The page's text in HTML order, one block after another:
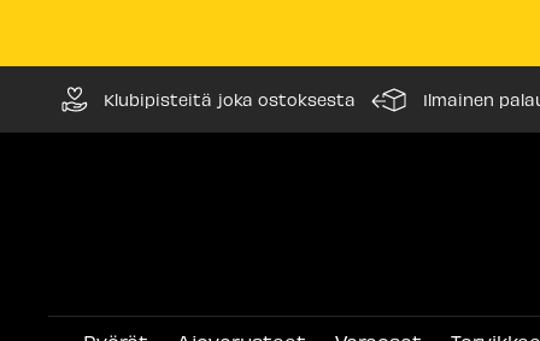
sisältöön
Klubipisteitä joka ostoksesta Ilmainen